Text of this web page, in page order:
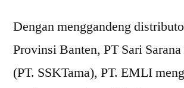
Dengan menggandeng
Provinsi Banten, PT Sari
(PT. SSKTama), PT. EMLI